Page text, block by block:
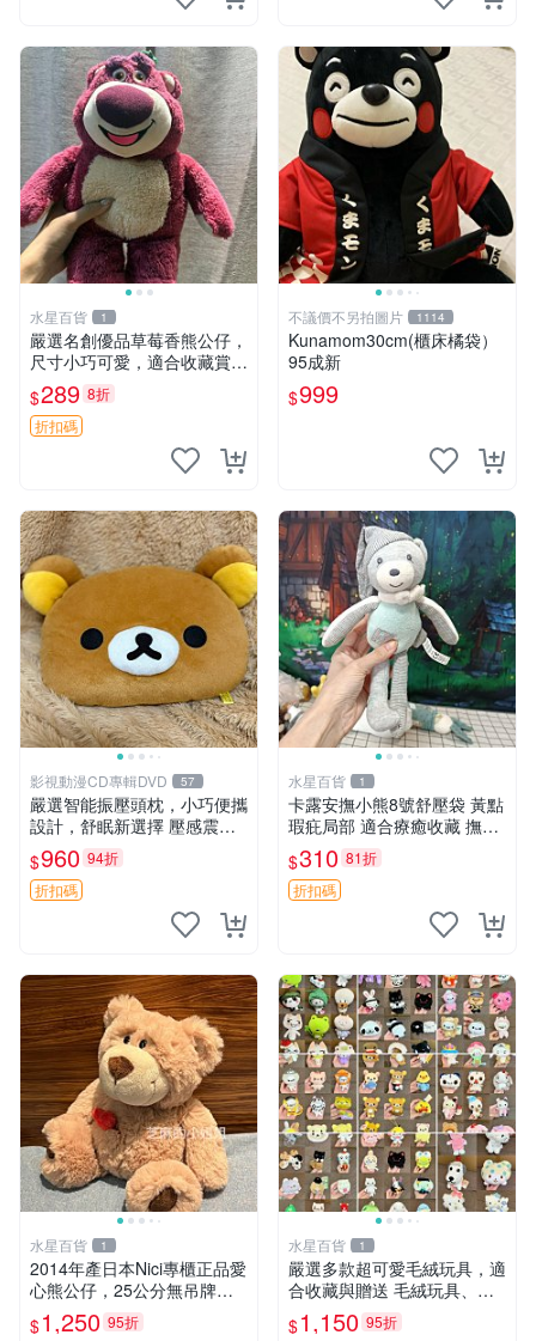
水星百貨 1
嚴選名創優品草莓香熊公仔，
尺寸小巧可愛，適合收藏賞玩
30cm 玩具 公仔 草莓熊
$289 8折
折扣碼
不議價不另拍圖片 1114
Kunamom30cm(櫃床橘袋）
95成新
$999
影視動漫CD專輯DVD 57
嚴選智能振壓頭枕，小巧便攜
設計，舒眠新選擇 壓感震動
頭枕 確切尺寸 小巧便攜
$960 94折
折扣碼
水星百貨 1
卡露安撫小熊8號舒壓袋 黃點
瑕疪局部 適合療癒收藏 撫慰
身心 美肌養護 放鬆好物
$310 81折
折扣碼
水星百貨 1
2014年產日本Nici專櫃正品愛
心熊公仔，25公分無吊牌全
新 愛心熊 公仔 熊抱玩偶
$1,250 95折
水星百貨 1
嚴選多款超可愛毛絨玩具，適
合收藏與贈送 毛絨玩具、抱
枕、公仔
$1,150 95折